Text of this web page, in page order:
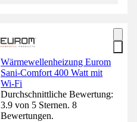
Wärmewellenheizung Eurom
Sani-Comfort 400 Watt mit
Wi-Fi
Durchschnittliche Bewertung:
3.9 von 5 Sternen. 8
Bewertungen.